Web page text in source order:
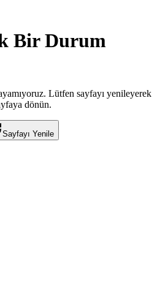
Bir Durum
Lütfen sayfayı yenileyerek
dönün.
Sayfayı Yenile